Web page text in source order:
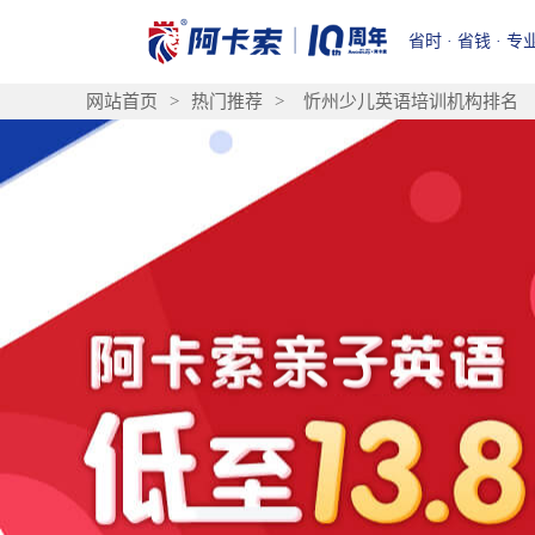
省时 · 省钱 · 专
网站首页 > 热门推荐 > 忻州少儿英语培训机构排名